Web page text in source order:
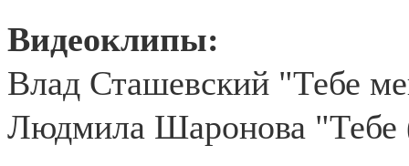
Видеоклипы:
Влад Сташевский "Тебе
Людмила Шаронова "Тебе